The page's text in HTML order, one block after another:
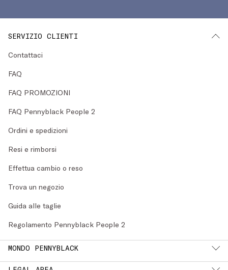
SERVIZIO CLIENTI
Contattaci
FAQ
FAQ PROMOZIONI
FAQ Pennyblack People 2
Ordini e spedizioni
Resi e rimborsi
Effettua cambio o reso
Trova un negozio
Guida alle taglie
Regolamento Pennyblack People 2
MONDO PENNYBLACK